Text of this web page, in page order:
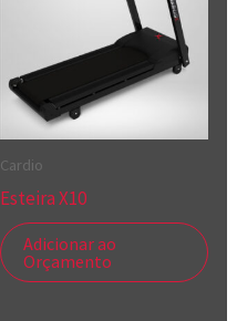
Cardio
Esteira X10
Adicionar ao
Orçamento